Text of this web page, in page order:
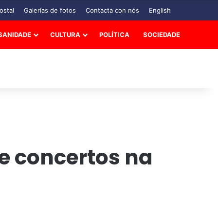
Galerías de fotos Contacta con nós English
CULTURA POLÍTICA SOCIEDADE
concertos na